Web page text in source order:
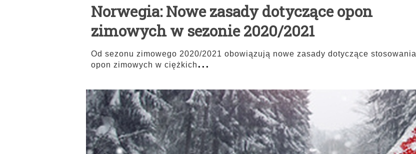
Norwegia: Nowe zasady dotyczące opon
zimowych w sezonie 2020/2021
Od sezonu zimowego 2020/2021 obowiązują nowe zasady dotyczące stosowania
opon zimowych w ciężkich...